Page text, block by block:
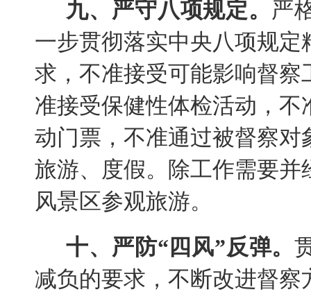
九、严守八项规定。 严
一步贯彻落实中央八项规
求，不准接受可能影响督
准接受保健性体检活动，
动门票，不准通过被督察
旅游、度假。除工作需要
风景区参观旅游。
十、严防“四风”反弹。
减负的要求，不断改进督